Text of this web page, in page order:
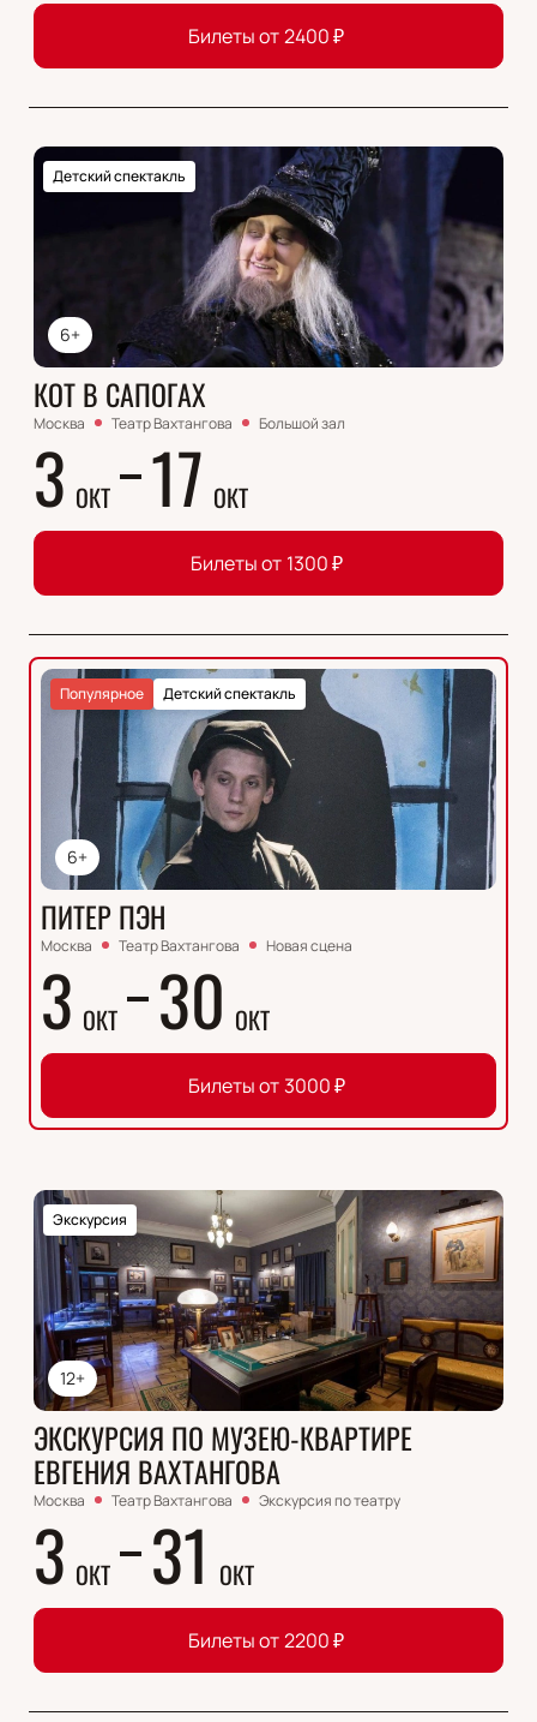
Билеты от2400₽
6+
Детский спектакль
КОТ В САПОГАХ
Москва Театр Вахтангова Большой зал
3 ОКТ 17 ОКТ
Билеты от 1300₽
6+
Детский спектакль
Популярное
ПИТЕР ПЭН
Москва Театр Вахтангова Новая сцена
3 ОКТ 30 ОКТ
Билеты от 3000₽
12+
Экскурсия
ЭКСКУРСИЯ ПО МУЗЕЮ-КВАРТИРЕ
ЕВГЕНИЯ ВАХТАНГОВА
Москва Театр Вахтангова Экскурсия по театру
3 ОКТ 31 ОКТ
Билеты от2200₽